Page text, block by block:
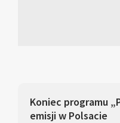
Koniec programu
emisji w Polsacie